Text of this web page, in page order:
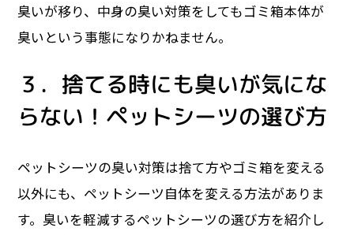
臭いが移り、中身の臭い対策をしてもゴミ箱本体が
臭いという事態になりかねません。
３．捨てる時にも臭いが気にな
らない！ペットシーツの選び方
ペットシーツの臭い対策は捨て方やゴミ箱を変える
以外にも、ペットシーツ自体を変える方法がありま
す。臭いを軽減するペットシーツの選び方を紹介し